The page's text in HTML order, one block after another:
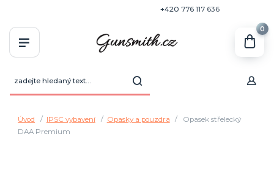
+420 776 117 636
0
Úvod IPSC vybavení Opasky a pouzdra
Opasek střelecký
DAA Premium